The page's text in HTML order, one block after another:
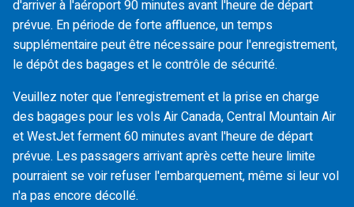
d'arriver à l'aéroport 90 minutes avant l'heure de départ
prévue. En période de forte affluence, un temps
supplémentaire peut être nécessaire pour l'enregistrement,
le dépôt des bagages et le contrôle de sécurité.
Veuillez noter que l'enregistrement et la prise en charge
des bagages pour les vols Air Canada, Central Mountain Air
et WestJet ferment 60 minutes avant l'heure de départ
prévue. Les passagers arrivant après cette heure limite
pourraient se voir refuser l'embarquement, même si leur vol
n'a pas encore décollé.